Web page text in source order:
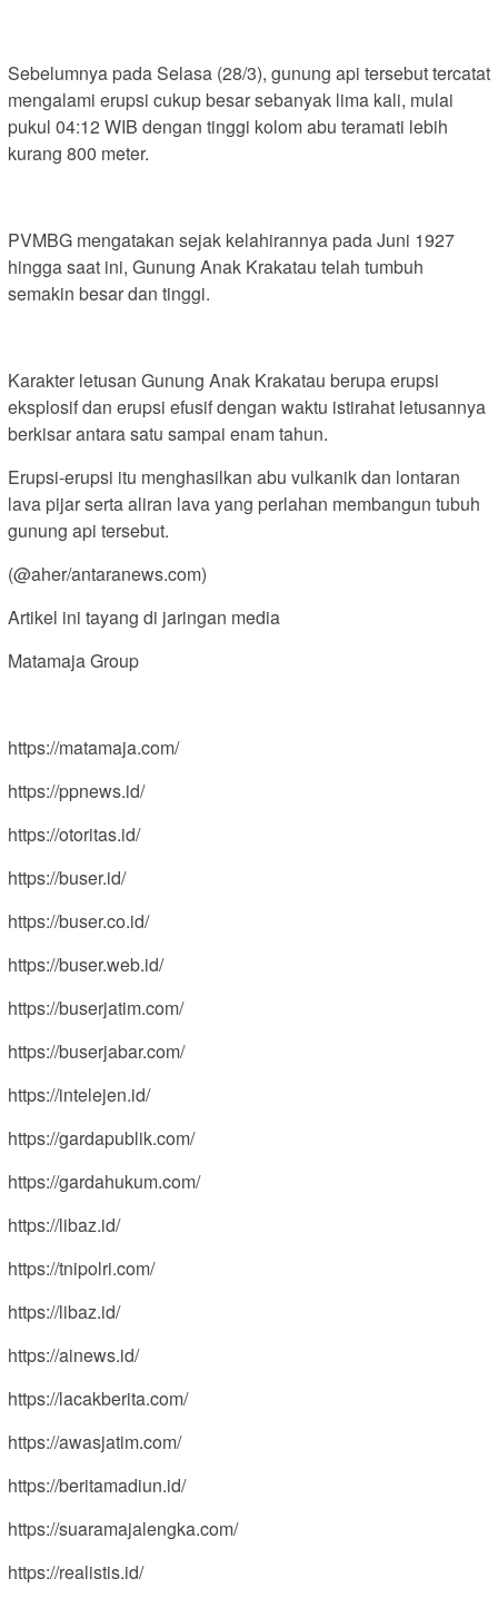
Sebelumnya pada Selasa (28/3), gunung api tersebut tercatat
mengalami erupsi cukup besar sebanyak lima kali, mulai
pukul 04:12 WIB dengan tinggi kolom abu teramati lebih
kurang 800 meter.
PVMBG mengatakan sejak kelahirannya pada Juni 1927
hingga saat ini, Gunung Anak Krakatau telah tumbuh
semakin besar dan tinggi.
Karakter letusan Gunung Anak Krakatau berupa erupsi
eksplosif dan erupsi efusif dengan waktu istirahat letusannya
berkisar antara satu sampai enam tahun.
Erupsi-erupsi itu menghasilkan abu vulkanik dan lontaran
lava pijar serta aliran lava yang perlahan membangun tubuh
gunung api tersebut.
(@aher/antaranews.com)
Artikel ini tayang di jaringan media
Matamaja Group
https://matamaja.com/
https://ppnews.id/
https://otoritas.id/
https://buser.id/
https://buser.co.id/
https://buser.web.id/
https://buserjatim.com/
https://buserjabar.com/
https://intelejen.id/
https://gardapublik.com/
https://gardahukum.com/
https://libaz.id/
https://tnipolri.com/
https://libaz.id/
https://ainews.id/
https://lacakberita.com/
https://awasjatim.com/
https://beritamadiun.id/
https://suaramajalengka.com/
https://realistis.id/